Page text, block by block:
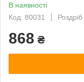
В наявності
Код: 80031
Роздріб
868 ₴